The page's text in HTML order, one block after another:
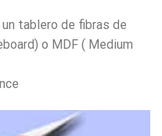
tablero de fibras de
o MDF ( Medium